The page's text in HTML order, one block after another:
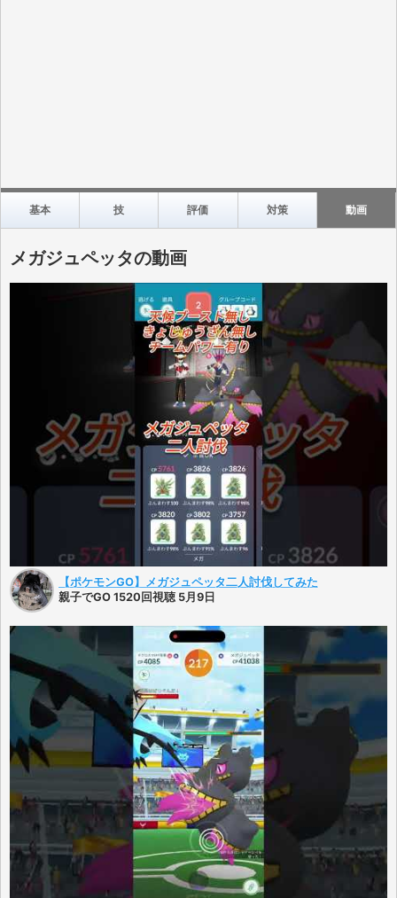
基本 技 評価 対策 動画
メガジュペッタの動画
【ポケモンGO】メガジュペッタ二人討伐してみた
親子でGO 1520回視聴 5月9日